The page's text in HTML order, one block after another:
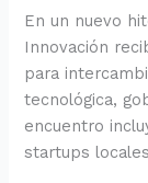
En un nuevo
Innovación
para
tecnológica,
encuentro
startups